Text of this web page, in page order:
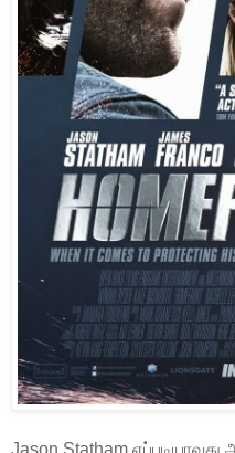
Jason Statham எப்படியாவது